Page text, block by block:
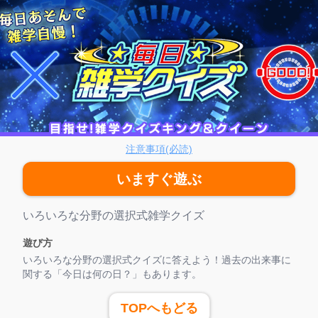
雑学クイズ
注意事項(必読)
いますぐ遊ぶ
ゲーム紹介
いろいろな分野の選択式雑学クイズ
遊び方
いろいろな分野の選択式クイズに答えよう！過去の出来事に
関する「今日は何の日？」もあります。
TOPへもどる